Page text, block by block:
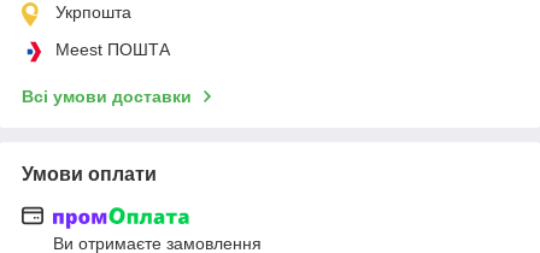
Укрпошта
Meest ПОШТА
Всі умови доставки
Умови оплати
Ви отримаєте замовлення